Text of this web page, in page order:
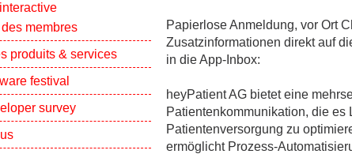
membres
produits & services
Show subpages
festival
survey
Show subpages
Show subpages
Papierlose Anmeldung, vor Ort
Zusatzinformationen direkt auf
in die App-Inbox:
heyPatient AG bietet eine
Patientenkommunikation, die
Patientenversorgung zu
ermöglicht Prozess-